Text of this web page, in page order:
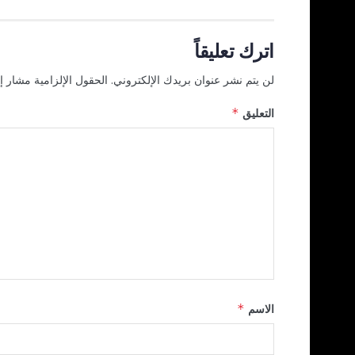
اترك تعليقاً
لن يتم نشر عنوان بريدك الإلكتروني. الحقول الإلزامية مشار
التعليق *
الاسم *